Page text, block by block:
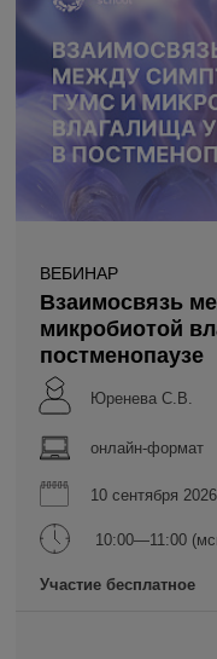
ВЕБИНАР
Взаимосвязь
микробиотой
постменопаузе
Юренева С.В.
онлайн-формат
10 сентября 2026
10:00—11:00
Участие бесплатное